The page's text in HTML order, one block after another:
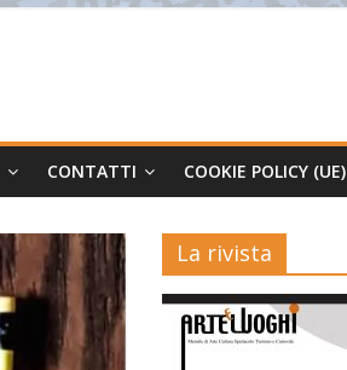
CONTATTI COOKIE POLICY (UE)
La rivista